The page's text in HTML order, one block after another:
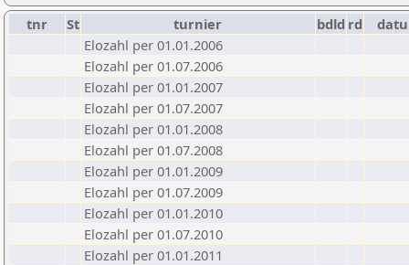
tnr St turnier bdld rd
Elozahl per 01.01.2006
Elozahl per 01.07.2006
Elozahl per 01.01.2007
Elozahl per 01.07.2007
Elozahl per 01.01.2008
Elozahl per 01.07.2008
Elozahl per 01.01.2009
Elozahl per 01.07.2009
Elozahl per 01.01.2010
Elozahl per 01.07.2010
Elozahl per 01.01.2011